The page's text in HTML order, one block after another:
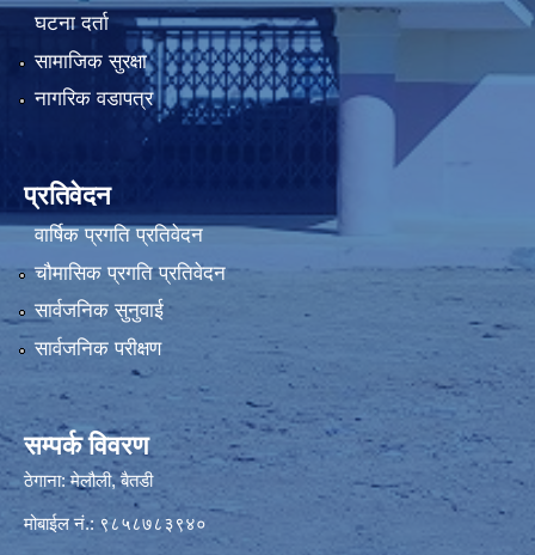
घटना दर्ता
सामाजिक सुरक्षा
नागरिक वडापत्र
प्रतिवेदन
वार्षिक प्रगति प्रतिवेदन
चौमासिक प्रगति प्रतिवेदन
सार्वजनिक सुनुवाई
सार्वजनिक परीक्षण
सम्पर्क विवरण
ठेगाना: मेलौली, बैतडी
मोबाईल नं.: ९८५८७८३९४०